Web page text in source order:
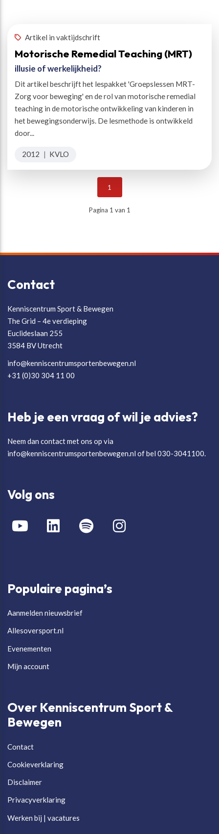
Artikel in vaktijdschrift
Motorische Remedial Teaching (MRT)
illusie of werkelijkheid?
Dit artikel beschrijft het lespakket 'Groepslessen MRT-
Zorg voor beweging' en de rol van motorische remedial
teaching in de motorische ontwikkeling van kinderen in
het bewegingsonderwijs. De lesmethode is ontwikkeld
door...
2012 | KVLO
1
Pagina 1 van 1
Contact
Kenniscentrum Sport & Bewegen
The Grid – 4e verdieping
Euclideslaan 255
3584 BV Utrecht
info@kenniscentrumsportenbewegen.nl
+31 (0)30 304 11 00
Heb je een vraag of wil je advies?
Neem dan contact met ons op via
info@kenniscentrumsportenbewegen.nl of bel 030-3041100.
Volg ons
Populaire pagina’s
Aanmelden nieuwsbrief
Allesoversport.nl
Evenementen
Mijn account
Over Kenniscentrum Sport &
Bewegen
Contact
Cookieverklaring
Disclaimer
Privacyverklaring
Werken bij | vacatures